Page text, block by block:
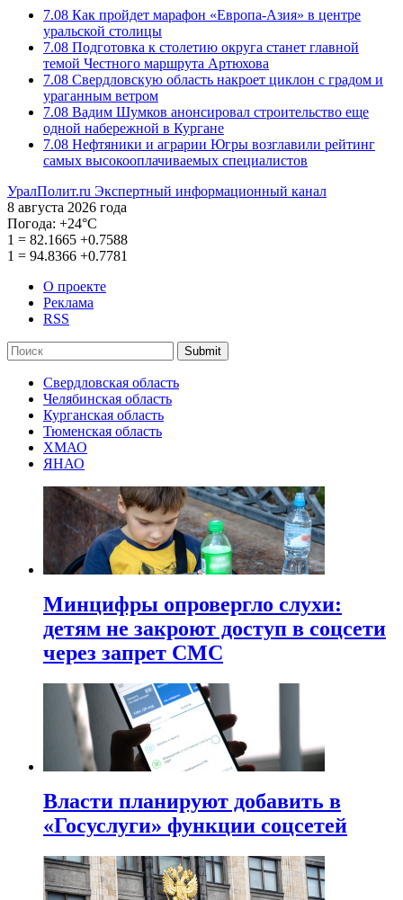
7.08 Как пройдет марафон «Европа-Азия» в центре
уральской столицы
7.08 Подготовка к столетию округа станет главной
темой Честного маршрута Артюхова
7.08 Свердловскую область накроет циклон с градом и
ураганным ветром
7.08 Вадим Шумков анонсировал строительство еще
одной набережной в Кургане
7.08 Нефтяники и аграрии Югры возглавили рейтинг
самых высокооплачиваемых специалистов
УралПолит.ru Экспертный информационный канал
8 августа 2026 года
Погода: +24°С
1 = 82.1665 +0.7588
1 = 94.8366 +0.7781
О проекте
Реклама
RSS
Submit
Свердловская область
Челябинская область
Курганская область
Тюменская область
ХМАО
ЯНАО
Минцифры опровергло слухи:
детям не закроют доступ в соцсети
через запрет СМС
Власти планируют добавить в
«Госуслуги» функции соцсетей